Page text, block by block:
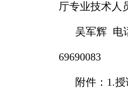
厅专业技术人
吴军辉 电
69690083
附件：1.